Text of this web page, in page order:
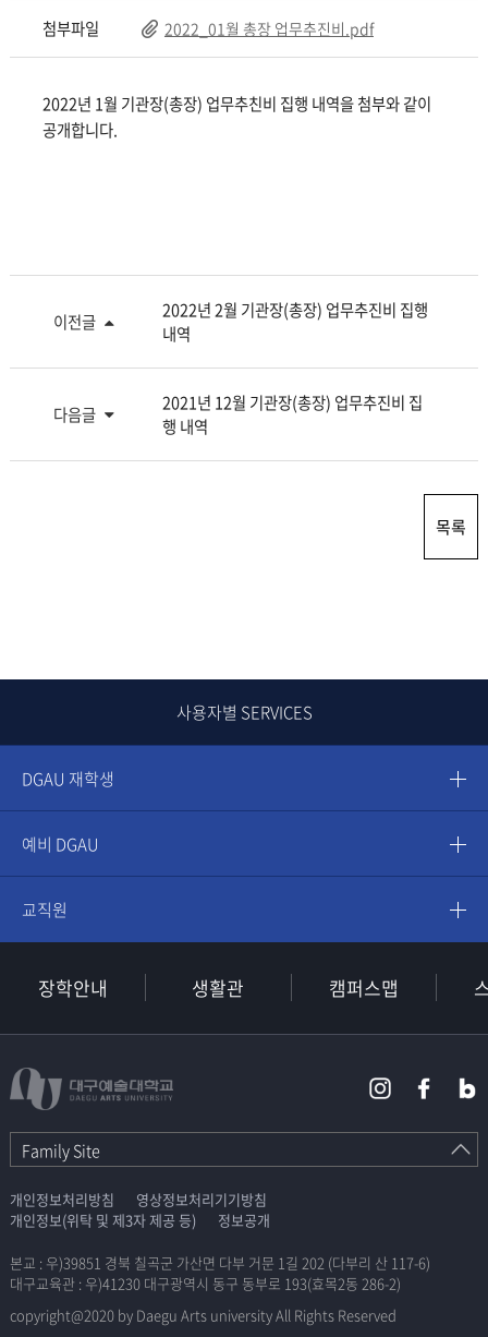
첨부파일 2022_01월 총장 업무추진비.pdf
2022년 1월 기관장(총장) 업무추친비 집행 내역을 첨부와 같이
공개합니다.
이전글
2022년 2월 기관장(총장) 업무추진비 집행
내역
다음글
2021년 12월 기관장(총장) 업무추진비 집
행 내역
목록
사용자별 SERVICES
DGAU 재학생
예비 DGAU
교직원
장학안내 생활관 캠퍼스맵
Family Site
개인정보처리방침
영상정보처리기기방침
개인정보(위탁 및 제3자 제공 등)
정보공개
본교 : 우)39851 경북 칠곡군 가산면 다부 거문 1길 202 (다부리 산 117-6)
대구교육관 : 우)41230 대구광역시 동구 동부로 193(효목2동 286-2)
copyright@2020 by Daegu Arts university All Rights Reserved